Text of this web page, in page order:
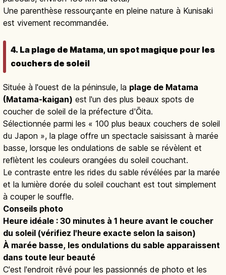
Une parenthèse ressourçante en pleine nature à Kunisaki
est vivement recommandée.
4. La plage de Matama, un spot magique pour les
couchers de soleil
Située à l'ouest de la péninsule, la plage de Matama
(Matama-kaigan) est l'un des plus beaux spots de
coucher de soleil de la préfecture d'Ōita.
Sélectionnée parmi les « 100 plus beaux couchers de soleil
du Japon », la plage offre un spectacle saisissant à marée
basse, lorsque les ondulations de sable se révèlent et
reflètent les couleurs orangées du soleil couchant.
Le contraste entre les rides du sable révélées par la marée
et la lumière dorée du soleil couchant est tout simplement
à couper le souffle.
Conseils photo
Heure idéale : 30 minutes à 1 heure avant le coucher
du soleil (vérifiez l'heure exacte selon la saison)
À marée basse, les ondulations du sable apparaissent
dans toute leur beauté
C'est l'endroit rêvé pour les passionnés de photo et les